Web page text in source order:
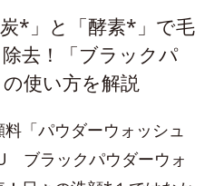
炭*」と「酵素*」で毛
去！「ブラックパ
使い方を解説
「パウダーウォッシュ
ブラックパウダーウォ